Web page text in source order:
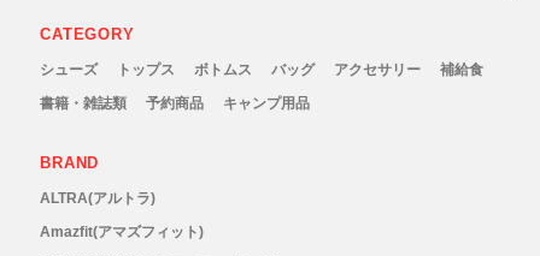
OLENO(オレノ)
OMM(オリジナルマウンテンマラソン)
On Running(オンランニング)
OOFOS (ウーフォス)
CATEGORY
シューズ トップス ボトムス バッグ アクセサリー
補給食
書籍・雑誌類
予約商品 キャンプ用品
BRAND
ALTRA(アルトラ)
Amazfit(アマズフィット)